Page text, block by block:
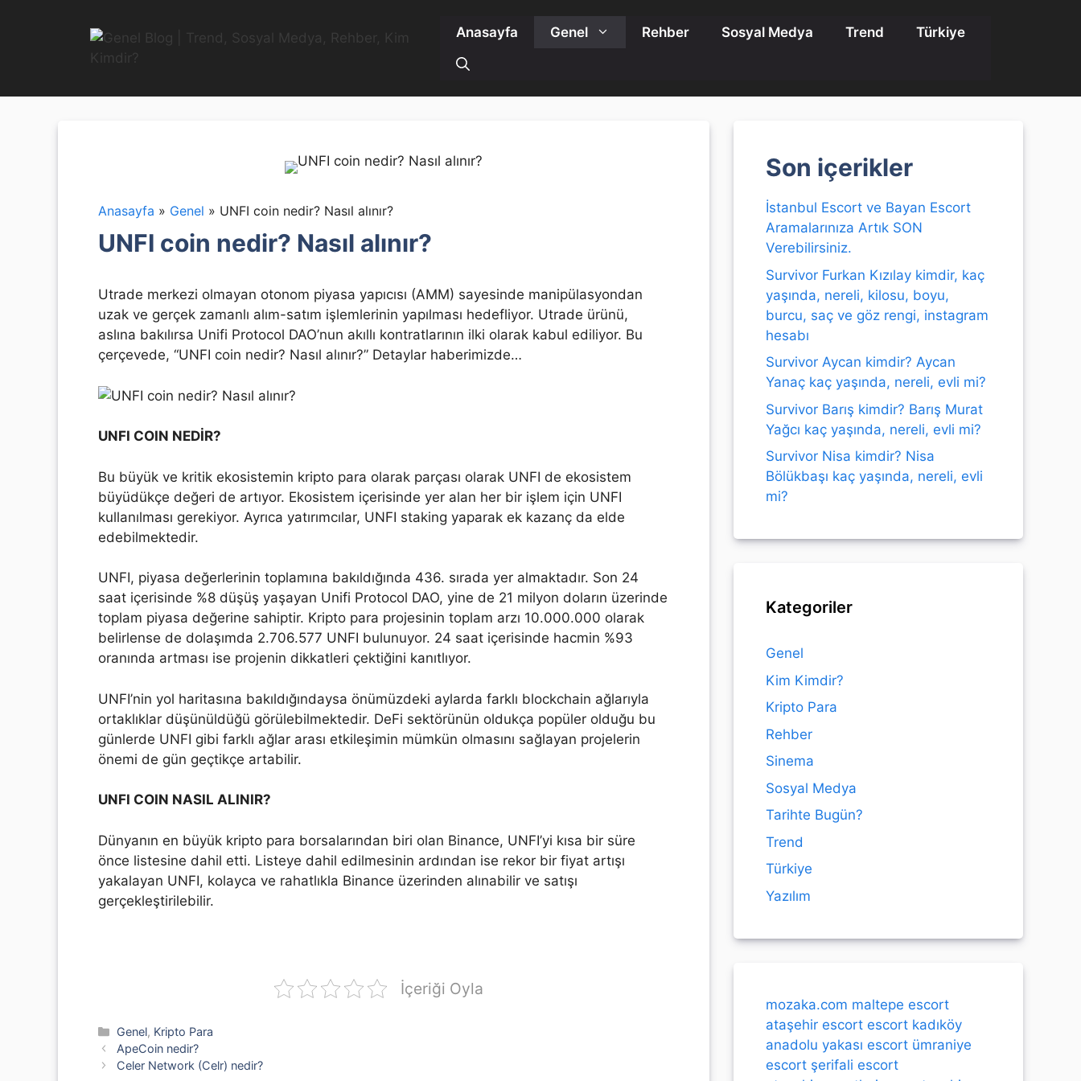
Anasayfa Genel Rehber Sosyal Medya Trend Türkiye
Anasayfa » Genel » UNFI coin nedir? Nasıl alınır?
UNFI coin nedir? Nasıl alınır?
Utrade merkezi olmayan otonom piyasa yapıcısı (AMM) sayesinde manipülasyondan
uzak ve gerçek zamanlı alım-satım işlemlerinin yapılması hedefliyor. Utrade ürünü,
aslına bakılırsa Unifi Protocol DAO’nun akıllı kontratlarının ilki olarak kabul ediliyor. Bu
çerçevede, “UNFI coin nedir? Nasıl alınır?” Detaylar haberimizde…
UNFI COIN NEDİR?
Bu büyük ve kritik ekosistemin kripto para olarak parçası olarak UNFI de ekosistem
büyüdükçe değeri de artıyor. Ekosistem içerisinde yer alan her bir işlem için UNFI
kullanılması gerekiyor. Ayrıca yatırımcılar, UNFI staking yaparak ek kazanç da elde
edebilmektedir.
UNFI, piyasa değerlerinin toplamına bakıldığında 436. sırada yer almaktadır. Son 24
saat içerisinde %8 düşüş yaşayan Unifi Protocol DAO, yine de 21 milyon doların üzerinde
toplam piyasa değerine sahiptir. Kripto para projesinin toplam arzı 10.000.000 olarak
belirlense de dolaşımda 2.706.577 UNFI bulunuyor. 24 saat içerisinde hacmin %93
oranında artması ise projenin dikkatleri çektiğini kanıtlıyor.
UNFI’nin yol haritasına bakıldığındaysa önümüzdeki aylarda farklı blockchain ağlarıyla
ortaklıklar düşünüldüğü görülebilmektedir. DeFi sektörünün oldukça popüler olduğu bu
günlerde UNFI gibi farklı ağlar arası etkileşimin mümkün olmasını sağlayan projelerin
önemi de gün geçtikçe artabilir.
UNFI COIN NASIL ALINIR?
Dünyanın en büyük kripto para borsalarından biri olan Binance, UNFI’yi kısa bir süre
önce listesine dahil etti. Listeye dahil edilmesinin ardından ise rekor bir fiyat artışı
yakalayan UNFI, kolayca ve rahatlıkla Binance üzerinden alınabilir ve satışı
gerçekleştirilebilir.
İçeriği Oyla
Kategoriler
Genel, Kripto Para
ApeCoin nedir?
Celer Network (Celr) nedir?
Son içerikler
İstanbul Escort ve Bayan Escort
Aramalarınıza Artık SON
Verebilirsiniz.
Survivor Furkan Kızılay kimdir, kaç
yaşında, nereli, kilosu, boyu,
burcu, saç ve göz rengi, instagram
hesabı
Survivor Aycan kimdir? Aycan
Yanaç kaç yaşında, nereli, evli mi?
Survivor Barış kimdir? Barış Murat
Yağcı kaç yaşında, nereli, evli mi?
Survivor Nisa kimdir? Nisa
Bölükbaşı kaç yaşında, nereli, evli
mi?
Kategoriler
Genel
Kim Kimdir?
Kripto Para
Rehber
Sinema
Sosyal Medya
Tarihte Bugün?
Trend
Türkiye
Yazılım
mozaka.com maltepe escort
ataşehir escort escort kadıköy
anadolu yakası escort ümraniye
escort şerifali escort